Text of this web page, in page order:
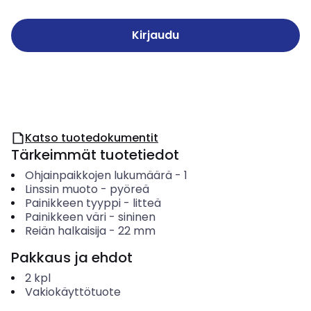
Kirjaudu
Katso tuotedokumentit
Tärkeimmät tuotetiedot
Ohjainpaikkojen lukumäärä- 1
Linssin muoto - pyöreä
Painikkeen tyyppi- litteä
Painikkeen väri- sininen
Reiän halkaisija- 22 mm
Pakkaus ja ehdot
2 kpl
Vakiokäyttötuote